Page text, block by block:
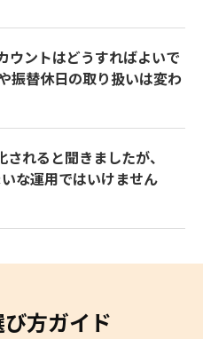
ウントはどうすればよいで
振替休日の取り扱いは変わ
れると聞きましたが、
な運用ではいけません
方ガイド